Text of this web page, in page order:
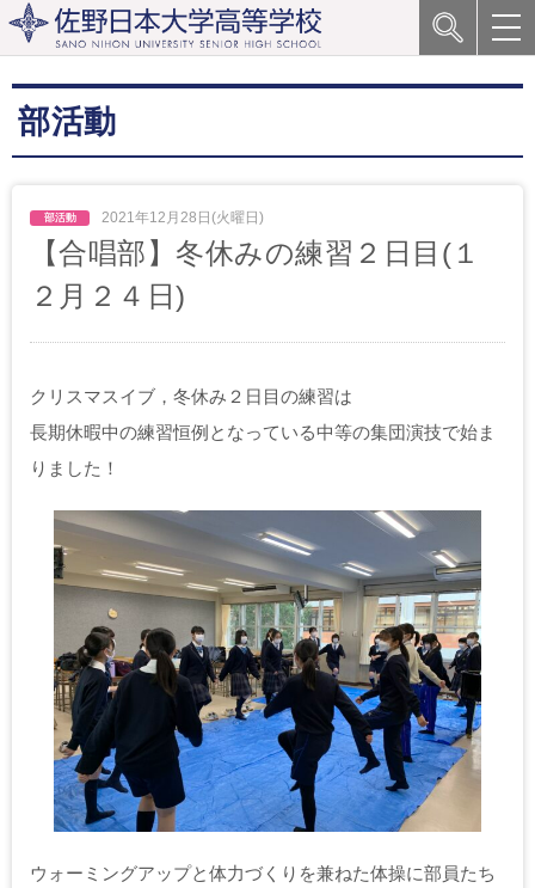
部活動
2021年12月28日(火曜日)
【合唱部】冬休みの練習２日目(１
２月２４日)
クリスマスイブ，冬休み２日目の練習は
長期休暇中の練習恒例となっている中等の集団演技で始ま
りました！
ウォーミングアップと体力づくりを兼ねた体操に部員たち